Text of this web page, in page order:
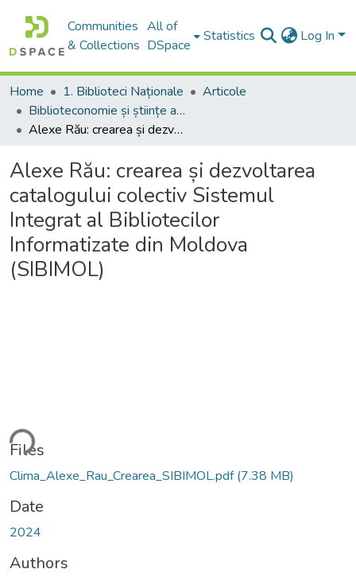
Communities
& Collections
All of
DSpace
Statistics Log In
Home 1. Biblioteci Naționale
Articole
Biblioteconomie și științe ale informării:aspecte teoretice și generalități
Alexe Rău: crearea și dezvoltarea catalogului colectiv Sistemul Integrat al Bibliotecilor Informatizate din Moldova (SIBIMOL)
Alexe Rău: crearea și dezvoltarea
catalogului colectiv Sistemul
Integrat al Bibliotecilor
Informatizate din Moldova
(SIBIMOL)
Files
Clima_Alexe_Rau_Crearea_SIBIMOL.pdf(7.38 MB)
Date
2024
Authors